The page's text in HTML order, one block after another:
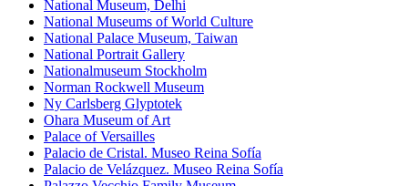
National Museum, Delhi
National Museums of World Culture
National Palace Museum, Taiwan
National Portrait Gallery
Nationalmuseum Stockholm
Norman Rockwell Museum
Ny Carlsberg Glyptotek
Ohara Museum of Art
Palace of Versailles
Palacio de Cristal. Museo Reina Sofía
Palacio de Velázquez. Museo Reina Sofía